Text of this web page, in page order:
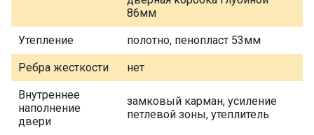
86мм
Утепление полотно, пенопласт 53мм
Ребра жесткости нет
Внутреннее
наполнение
двери
замковый карман, усиление
петлевой зоны, утеплитель